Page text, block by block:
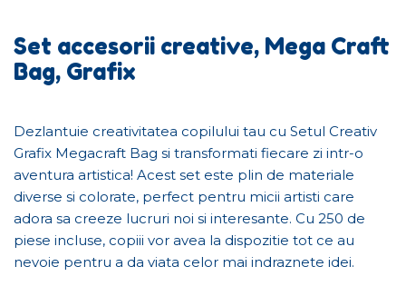
Set accesorii creative, Mega Craft
Bag, Grafix
Dezlantuie creativitatea copilului tau cu Setul Creativ
Grafix Megacraft Bag si transformati fiecare zi intr-o
aventura artistica! Acest set este plin de materiale
diverse si colorate, perfect pentru micii artisti care
adora sa creeze lucruri noi si interesante. Cu 250 de
piese incluse, copiii vor avea la dispozitie tot ce au
nevoie pentru a da viata celor mai indraznete idei.